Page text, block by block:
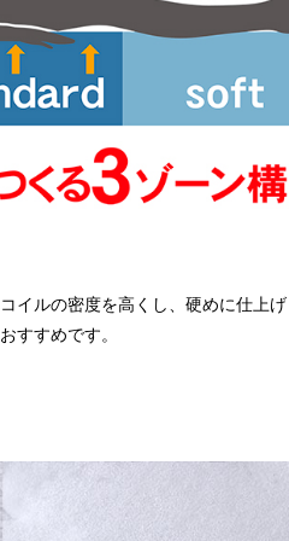
イルの密度を高くし、硬めに仕上
すすめです。